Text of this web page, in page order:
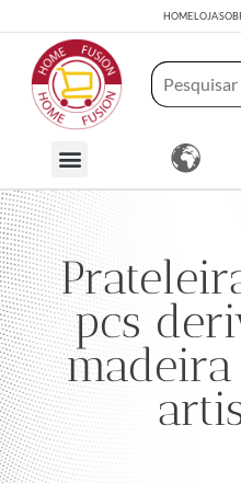
HOMELOJA
pcs